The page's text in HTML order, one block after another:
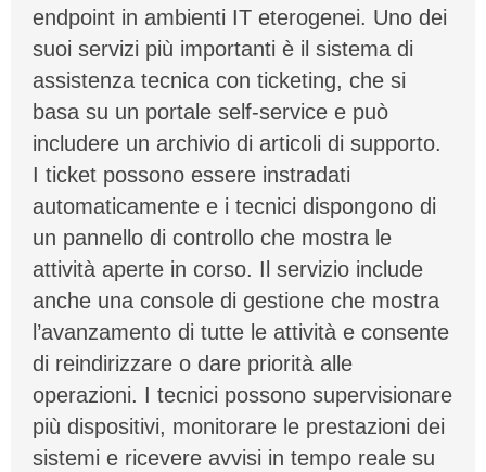
endpoint in ambienti IT eterogenei. Uno dei
suoi servizi più importanti è il sistema di
assistenza tecnica con ticketing, che si
basa su un portale self-service e può
includere un archivio di articoli di supporto.
I ticket possono essere instradati
automaticamente e i tecnici dispongono di
un pannello di controllo che mostra le
attività aperte in corso. Il servizio include
anche una console di gestione che mostra
l’avanzamento di tutte le attività e consente
di reindirizzare o dare priorità alle
operazioni. I tecnici possono supervisionare
più dispositivi, monitorare le prestazioni dei
sistemi e ricevere avvisi in tempo reale su